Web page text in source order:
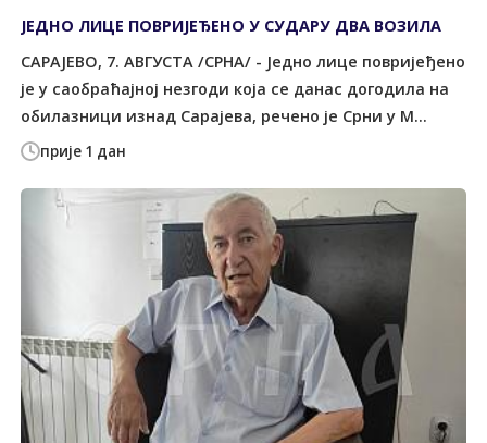
прије 1 дан
ЈЕДНО ЛИЦЕ ПОВРИЈЕЂЕНО У СУДАРУ ДВА ВОЗИЛА
САРАЈЕВО, 7. АВГУСТА /СРНА/ - Једно лице повријеђено
је у саобраћајној незгоди која се данас догодила на
обилазници изнад Сарајева, речено је Срни у М...